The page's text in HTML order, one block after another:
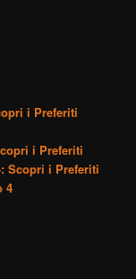
i Preferiti
i Preferiti
Scopri i Preferiti
4